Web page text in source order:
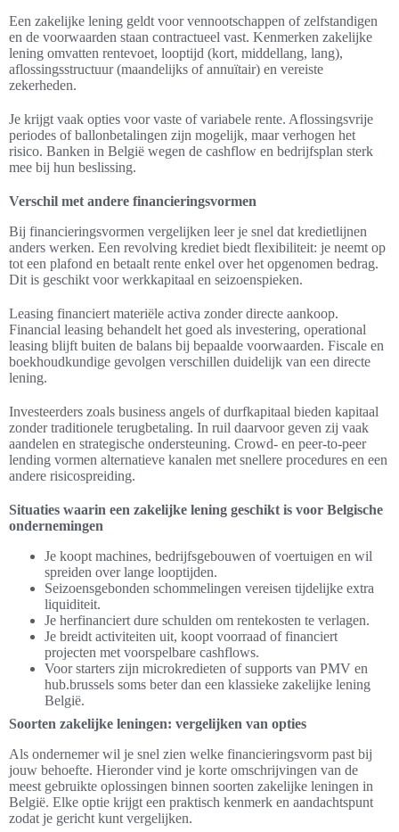
Een zakelijke lening geldt voor vennootschappen of zelfstandigen
en de voorwaarden staan contractueel vast. Kenmerken zakelijke
lening omvatten rentevoet, looptijd (kort, middellang, lang),
aflossingsstructuur (maandelijks of annuïtair) en vereiste
zekerheden.
Je krijgt vaak opties voor vaste of variabele rente. Aflossingsvrije
periodes of ballonbetalingen zijn mogelijk, maar verhogen het
risico. Banken in België wegen de cashflow en bedrijfsplan sterk
mee bij hun beslissing.
Verschil met andere financieringsvormen
Bij financieringsvormen vergelijken leer je snel dat kredietlijnen
anders werken. Een revolving krediet biedt flexibiliteit: je neemt op
tot een plafond en betaalt rente enkel over het opgenomen bedrag.
Dit is geschikt voor werkkapitaal en seizoenspieken.
Leasing financiert materiële activa zonder directe aankoop.
Financial leasing behandelt het goed als investering, operational
leasing blijft buiten de balans bij bepaalde voorwaarden. Fiscale en
boekhoudkundige gevolgen verschillen duidelijk van een directe
lening.
Investeerders zoals business angels of durfkapitaal bieden kapitaal
zonder traditionele terugbetaling. In ruil daarvoor geven zij vaak
aandelen en strategische ondersteuning. Crowd- en peer-to-peer
lending vormen alternatieve kanalen met snellere procedures en een
andere risicospreiding.
Situaties waarin een zakelijke lening geschikt is voor Belgische
ondernemingen
Je koopt machines, bedrijfsgebouwen of voertuigen en wil
spreiden over lange looptijden.
Seizoensgebonden schommelingen vereisen tijdelijke extra
liquiditeit.
Je herfinanciert dure schulden om rentekosten te verlagen.
Je breidt activiteiten uit, koopt voorraad of financiert
projecten met voorspelbare cashflows.
Voor starters zijn microkredieten of supports van PMV en
hub.brussels soms beter dan een klassieke zakelijke lening
België.
Soorten zakelijke leningen: vergelijken van opties
Als ondernemer wil je snel zien welke financieringsvorm past bij
jouw behoefte. Hieronder vind je korte omschrijvingen van de
meest gebruikte oplossingen binnen soorten zakelijke leningen in
België. Elke optie krijgt een praktisch kenmerk en aandachtspunt
zodat je gericht kunt vergelijken.